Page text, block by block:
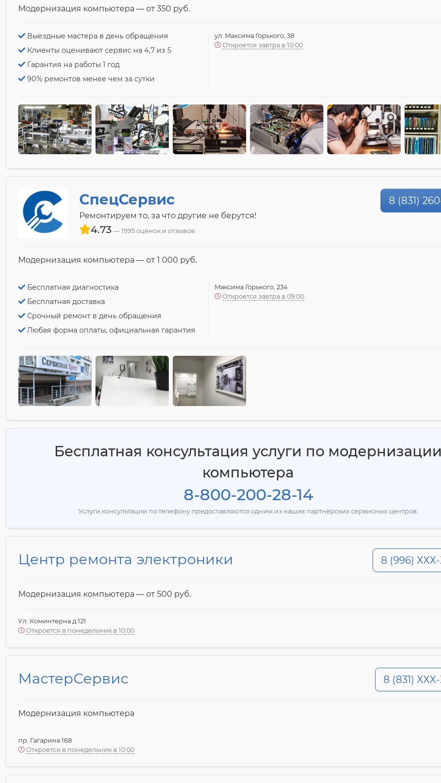
Модернизация компьютера — от 350 pyб.
Выездные мастера в день обращения
Клиенты оценивают сервис на 4,7 из 5
Гарантия на работы 1 год
90% ремонтов менее чем за сутки
ул. Максима Горького, 38
Откроется завтра в 10:00
СпецСервис
Ремонтируем то, за что другие не берутся!
4.73 1995 оценок и отзывов
8 (831)
Модернизация компьютера — от 1 000 pyб.
Бесплатная диагностика
Бесплатная доставка
Срочный ремонт в день обращения
Любая форма оплаты, официальная гарантия
Максима Горького, 234
Откроется завтра в 09:00
Бесплатная консультация услуги по
компьютера
8-800-200-28-14
Услуги консультации по телефону предоставляются одним из наших партнёрских сервисных центров.
Центр ремонта электроники 8 (996) ХХХ-
Модернизация компьютера — от 500 pyб.
Ул. Коминтерна д.121
Откроется в понедельник в 10:00
МастерСервис 8 (831)
Модернизация компьютера
пр. Гагарина 168
Откроется в понедельник в 10:00